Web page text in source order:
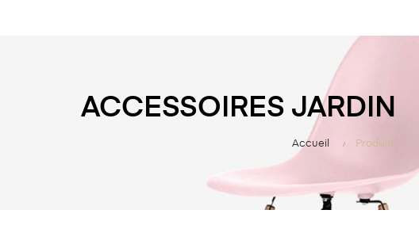
ACCESSOIRES JARDIN
Accueil Produits